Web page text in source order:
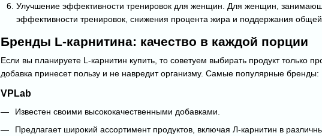
Улучшение эффективности тренировок для женщин. Для женщин,
эффективности тренировок, снижения процента жира и поддержания
Бренды L-карнитина: качество в каждой порции
Если вы планируете L-карнитин купить, то советуем выбирать продукт только
добавка принесет пользу и не навредит организму. Самые популярные бренды:
VPLab
Известен своими высококачественными добавками.
Предлагает широкий ассортимент продуктов, включая Л-карнитин в